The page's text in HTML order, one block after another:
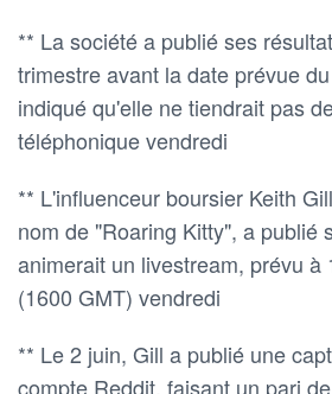
** La société a publié ses
trimestre avant la date prévue
indiqué qu'elle ne tiendrait pas
téléphonique vendredi
** L'influenceur boursier Keith
nom de "Roaring Kitty", a publié
animerait un livestream, prévu à
(1600 GMT) vendredi
** Le 2 juin, Gill a publié une
compte Reddit, faisant un pari